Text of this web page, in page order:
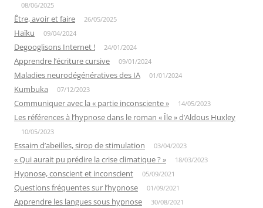
08/06/2025
Être, avoir et faire 26/05/2025
Haïku 09/04/2024
Degooglisons Internet ! 24/01/2024
Apprendre l’écriture cursive 09/01/2024
Maladies neurodégénératives des IA 01/01/2024
Kumbuka 07/12/2023
Communiquer avec la « partie inconsciente » 14/05/2023
Les références à l’hypnose dans le roman « Île » d’Aldous Huxley
10/05/2023
Essaim d’abeilles, sirop de stimulation 03/04/2023
« Qui aurait pu prédire la crise climatique ? » 18/03/2023
Hypnose, conscient et inconscient 05/09/2021
Questions fréquentes sur l’hypnose 01/09/2021
Apprendre les langues sous hypnose 30/08/2021